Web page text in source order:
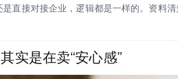
直接对接企业，逻辑都是一样的。资料
实是在卖“安心感”